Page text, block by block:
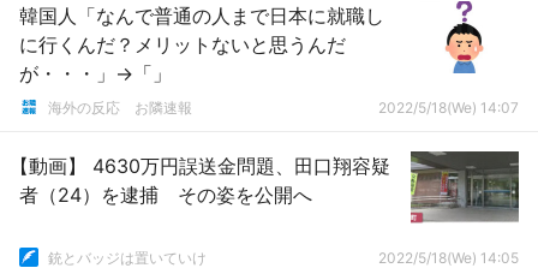
韓国人「なんで普通の人まで日本に就職し
に行くんだ？メリットないと思うんだ
が・・・」→「」
海外の反応 お隣速報 2022/5/18(We) 14:07
【動画】 4630万円誤送金問題、田口翔容疑
者（24）を逮捕 その姿を公開へ
銃とバッジは置いていけ 2022/5/18(We) 14:05